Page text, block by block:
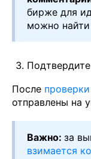
бирже для
можно
После
отправлены на
Важно: за
взимается